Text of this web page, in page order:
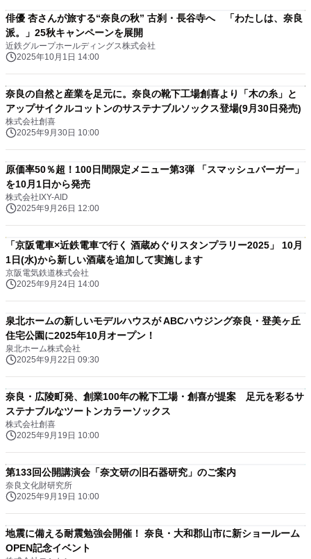
俳優 杏さんが旅する“奈良の秋” 古刹・長谷寺へ 「わたしは、奈良
派。」25秋キャンペーンを展開
近鉄グループホールディングス株式会社
2025年10月1日 14:00
奈良の自然と産業を足元に。奈良の靴下工場創喜より「木の糸」と
アップサイクルコットンのサステナブルソックス登場(9月30日発売)
株式会社創喜
2025年9月30日 10:00
原価率50％超！100日間限定メニュー第3弾 「スマッシュバーガー」
を10月1日から発売
株式会社IXY-AID
2025年9月26日 12:00
「京阪電車×近鉄電車で行く 酒蔵めぐりスタンプラリー2025」 10月
1日(水)から新しい酒蔵を追加して実施します
京阪電気鉄道株式会社
2025年9月24日 14:00
泉北ホームの新しいモデルハウスが ABCハウジング奈良・登美ヶ丘
住宅公園に2025年10月オープン！
泉北ホーム株式会社
2025年9月22日 09:30
奈良・広陵町発、創業100年の靴下工場・創喜が提案 足元を彩るサ
ステナブルなツートンカラーソックス
株式会社創喜
2025年9月19日 10:00
第133回公開講演会「奈文研の旧石器研究」のご案内
奈良文化財研究所
2025年9月19日 10:00
地震に備える耐震勉強会開催！ 奈良・大和郡山市に新ショールーム
OPEN記念イベント